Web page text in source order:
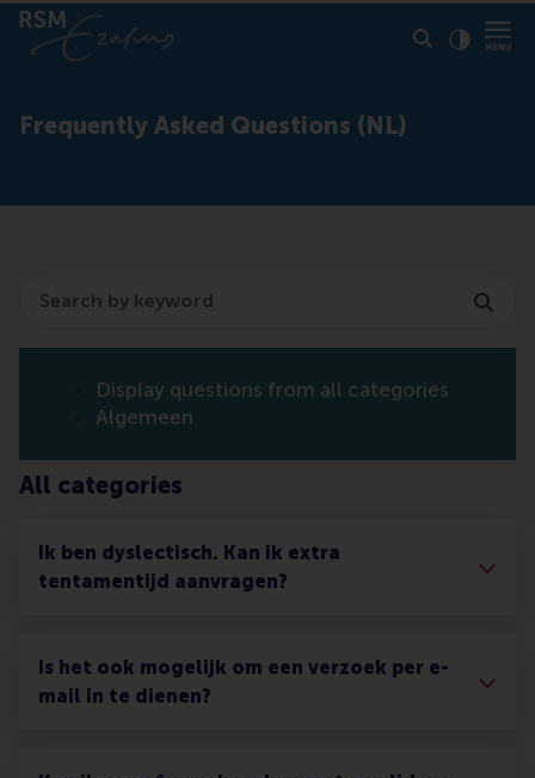
Frequently Asked Questions (NL)
Display questions from all categories
Algemeen
All categories
Ik ben dyslectisch. Kan ik extra
tentamentijd aanvragen?
Is het ook mogelijk om een verzoek per e-
mail in te dienen?